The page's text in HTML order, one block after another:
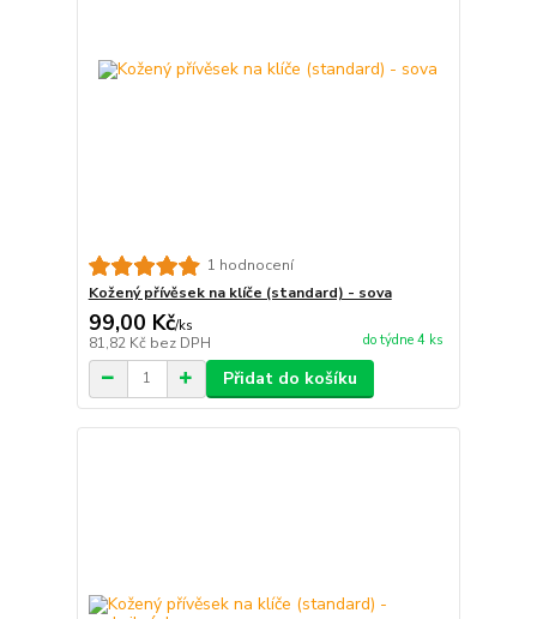
1 hodnocení
Kožený přívěsek na klíče (standard) - sova
99,00 Kč/ks
81,82 Kč bez DPH do týdne 4 ks
Přidat do košíku